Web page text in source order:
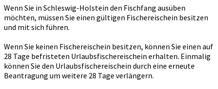
Wenn Sie in Schleswig-Holstein den Fischfang ausüben
möchten, müssen Sie einen gültigen Fischereischein besitzen
und mit sich führen.
Wenn Sie keinen Fischereischein besitzen, können Sie einen auf
28 Tage befristeten Urlaubsfischereischein erhalten. Einmalig
können Sie den Urlaubsfischereischein durch eine erneute
Beantragung um weitere 28 Tage verlängern.